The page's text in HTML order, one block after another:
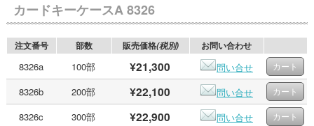
カードキーケースA 8326
注文番号 部数 販売価格(税別) お問い合わせ
8326a 100部 ¥21,300
問い合せ
8326b
200部 ¥22,100
問い合せ
8326c
300部 ¥22,900
問い合せ